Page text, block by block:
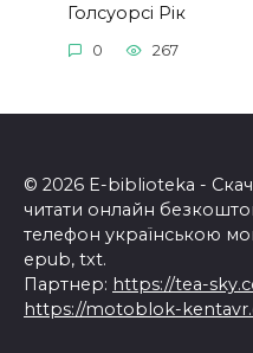
Голсуорсі Рік
0 267
© 2026 E-biblioteka -
читати онлайн
телефон українською
epub, txt.
Партнер: https://tea-
https://motoblok-